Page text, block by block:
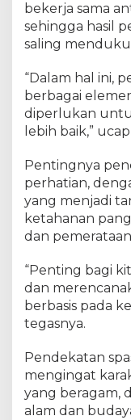
bekerja sama
sehingga hasil
saling
“Dalam hal ini,
berbagai
diperlukan
lebih baik,”
Pentingnya
perhatian,
yang menjadi
ketahanan
dan
“Penting bagi
dan
berbasis pada
tegasnya.
Pendekatan
mengingat
yang beragam,
alam dan